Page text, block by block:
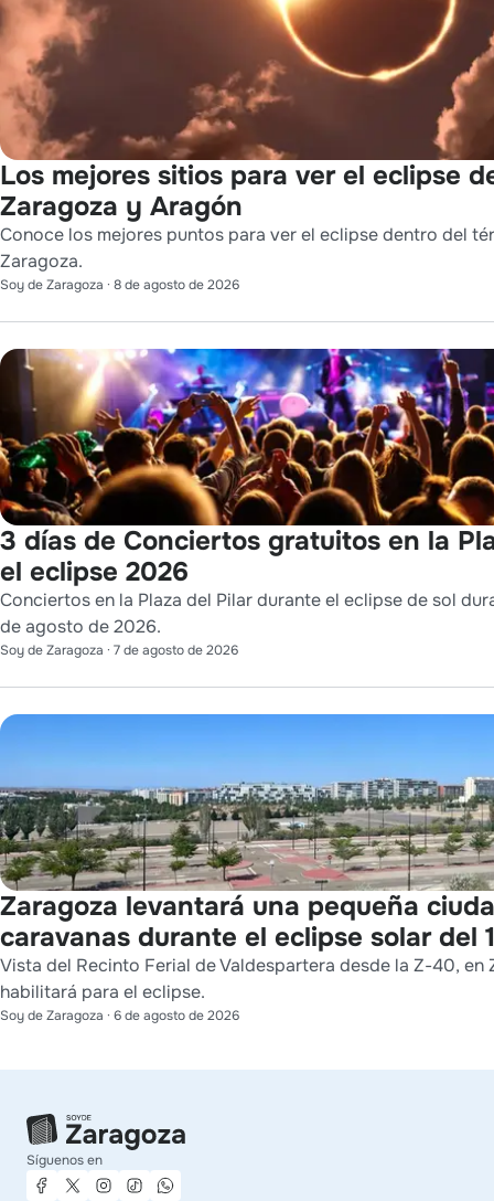
Los mejores sitios para ver el eclipse
Zaragoza y Aragón
Conoce los mejores puntos para ver el eclipse dentro del
Zaragoza.
Soy de Zaragoza · 8 de agosto de 2026
3 días de Conciertos gratuitos en la
el eclipse 2026
Conciertos en la Plaza del Pilar durante el eclipse de sol
de agosto de 2026.
Soy de Zaragoza · 7 de agosto de 2026
Zaragoza levantará una pequeña
caravanas durante el eclipse solar del
Vista del Recinto Ferial de Valdespartera desde la Z-40, en
habilitará para el eclipse.
Soy de Zaragoza · 6 de agosto de 2026
Síguenos en